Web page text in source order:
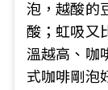
泡，越酸的
酸；虹吸又
溫越高、咖
式咖啡剛泡